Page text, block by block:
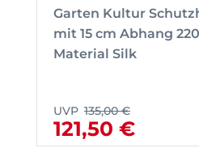
Garten Kultur
mit 15 cm Abhang
Material Silk
UVP 135,00 €
121,50 €